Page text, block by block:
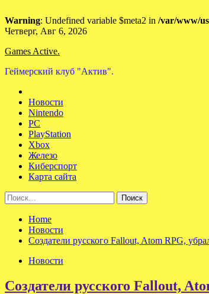
Warning: Undefined variable $meta2 in /var/www/
Skip
content
Четверг, Авг 6, 2026
Games Active.
Геймерский клуб "Актив".
Новости
Nintendo
PC
PlayStation
Xbox
Железо
Киберспорт
Карта сайта
Найти:
Home
Новости
Создатели русского Fallout, Atom RPG,
Новости
Создатели русского Fallout,